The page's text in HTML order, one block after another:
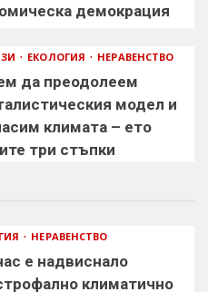
демокрация
ЕКОЛОГИЯ НЕРАВЕНСТВО
да преодолеем
модел и
климата – ето
три стъпки
НЕРАВЕНСТВО
е надвиснало
климатично